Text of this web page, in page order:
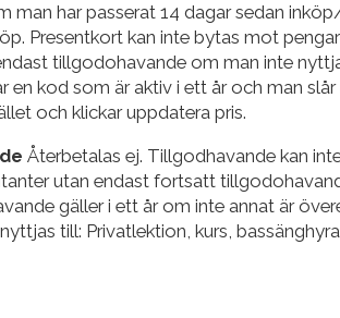
man har passerat 14 dagar sedan
Presentkort kan inte bytas mot
tillgodohavande om man inte
en kod som är aktiv i ett år och man
och klickar uppdatera pris.
Återbetalas ej. Tillgodhavande kan
utan endast fortsatt
gäller i ett år om inte annat är
till: Privatlektion, kurs,